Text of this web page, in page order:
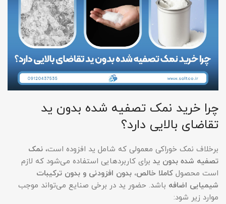
چرا خرید نمک تصفیه شده بدون ید
تقاضای بالایی دارد؟
برخلاف نمک خوراکی معمولی که شامل ید افزوده است، نمک
تصفیه شده بدون ید برای کاربردهایی استفاده می‌شود که لازم
است محصول کاملا خالص، بدون افزودنی و بدون ترکیبات
شیمیایی اضافه باشد. حضور ید در برخی صنایع می‌تواند موجب
موارد زیر شود: